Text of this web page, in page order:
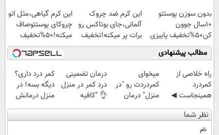
بدون سوزن پوستتو
10سال جوون
کن50%تخفیف پاییزی
این کرم ضد چروک
آلمانی،جای بوتاکس رو
برات پر میکنه!تخفیف
تا امشب
این کرم گیاهی،مثل اتو
چروکای پوستتوصاف
میکنه!50%تخفیف
مطالب پیشنهادی
‌راه خلاصی از
کمردرد
همینجاست ◀
فقط کافیه فرم
رو پر کنی!
میخوای
کمردردت رو "در
منزل" درمان
کنی؟ (◂فیلم +
◂پرسش‌نامه)
درمان تضمینی
درد کمر در منزل
👌 "کافیه
پرسش‌نامه رو پر
کنی"
کمر درد داری؟
دیگه بسه! در
منزل درمانش
کن
(◀پرسش‌نامه)
نظر شما
نام